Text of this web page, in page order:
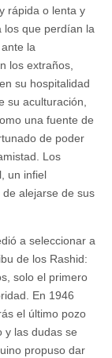
rápida o lenta y
los que perdían la
la
los extraños,
su hospitalidad
su aculturación,
una fuente de
de poder
Los
un infiel
alejarse de sus
a seleccionar a
de los Rashid:
solo el primero
En 1946
el último pozo
y las dudas se
propuso dar